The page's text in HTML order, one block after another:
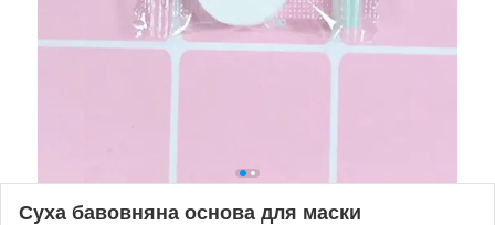
Суха бавовняна основа для маски